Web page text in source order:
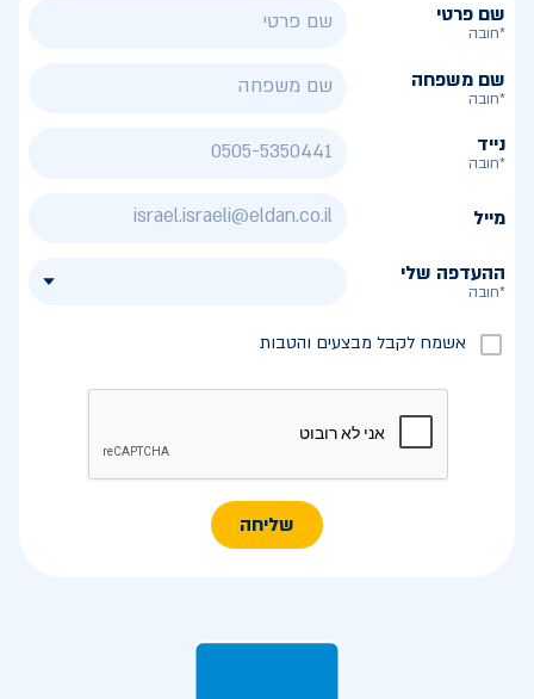
שם פרטי
*חובה
שם משפחה
*חובה
נייד
*חובה
מייל
ההעדפה שלי
*חובה
אשמח לקבל מבצעים והטבות
שליחה